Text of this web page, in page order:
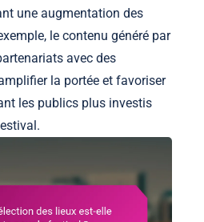
une augmentation des
le contenu généré par
avec des
la portée et favoriser
les publics plus investis